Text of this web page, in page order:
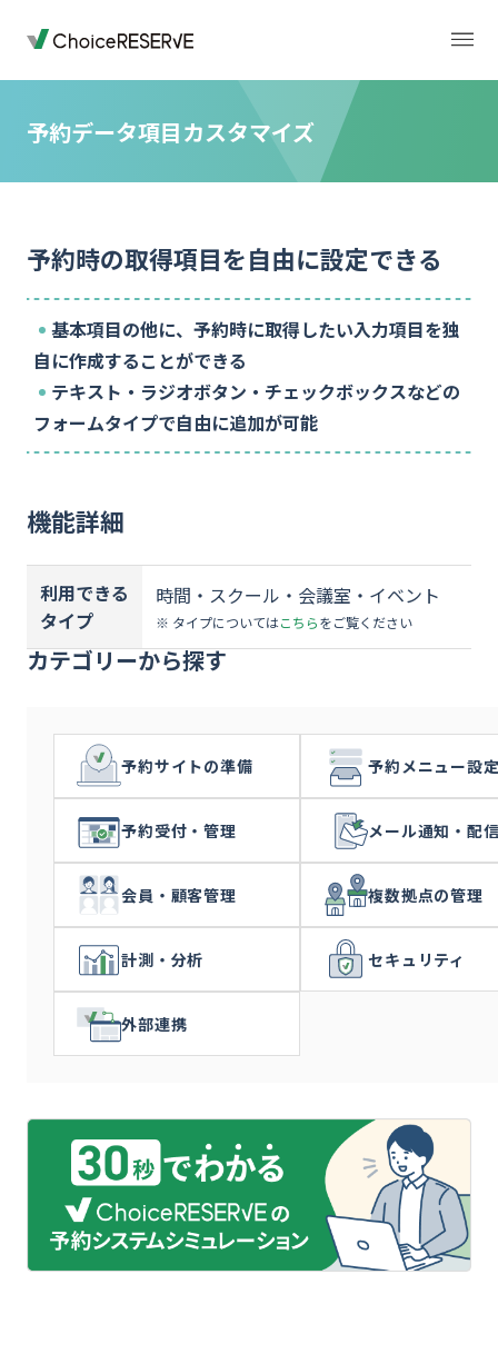
機能 導入事例
業種から選ぶ デモサイト
ご利用の流れ お役立ち情報
お問い合わせ
予約データ項目カスタマイズ
予約時の取得項目を自由に設定できる
基本項目の他に、予約時に取得したい入力項目を独
自に作成することができる
テキスト・ラジオボタン・チェックボックスなどの
フォームタイプで自由に追加が可能
機能詳細
利用できる
タイプ
時間・スクール・会議室・イベント
※ タイプについてはこちらをご覧ください
カテゴリーから探す
予約サイトの準備 予約メニュー設
予約受付・管理 メール通知・配
会員・顧客管理 複数拠点の管理
計測・分析 セキュリティ
外部連携